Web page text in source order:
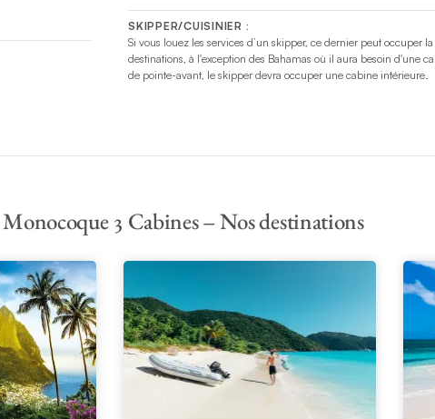
SKIPPER/CUISINIER :
Si vous louez les services d’un skipper, ce dernier peut occuper
destinations, à l'exception des Bahamas où il aura besoin d'une
de pointe-avant, le skipper devra occuper une cabine intérieure.
3 Cabines – Nos destinations